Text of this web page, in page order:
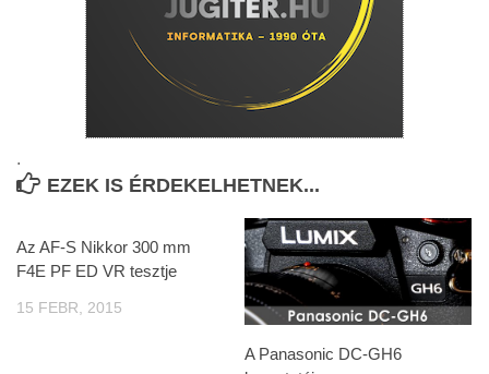
.
EZEK IS ÉRDEKELHETNEK...
Az AF-S Nikkor 300 mm
F4E PF ED VR tesztje
15 FEBR, 2015
A Panasonic DC-GH6